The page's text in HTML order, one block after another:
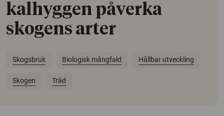
kalhyggen påverka
skogens arter
Skogsbruk Biologisk mångfald Hållbar utveckling
Skogen Träd